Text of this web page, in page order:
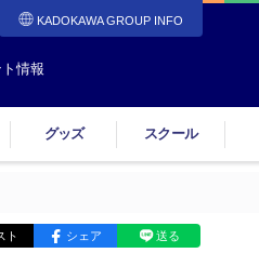
KADOKAWA GROUP INFO
情報
グッズ スクール
ト シェア 送る